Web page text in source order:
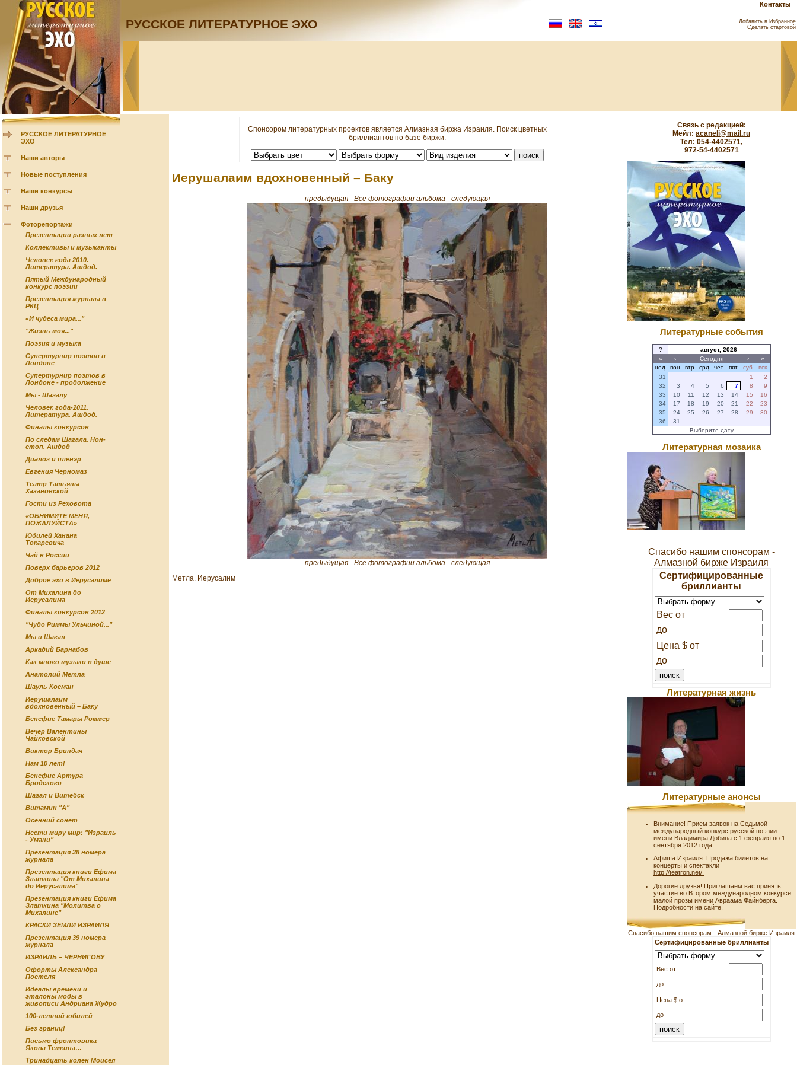
Контакты
РУССКОЕ ЛИТЕРАТУРНОЕ ЭХО
Добавить в Избранное
Сделать стартовой
РУССКОЕ ЛИТЕРАТУРНОЕ
ЭХО
Наши авторы
Новые поступления
Наши конкурсы
Наши друзья
Фоторепортажи
Презентации разных лет
Коллективы и музыканты
Человек года 2010.
Литература. Ашдод.
Пятый Международный
конкурс поэзии
Презентация журнала в
РКЦ
«И чудеса мира..."
"Жизнь моя..."
Поэзия и музыка
Супертурнир поэтов в
Лондоне
Супертурнир поэтов в
Лондоне - продолжение
Мы - Шагалу
Человек года-2011.
Литература. Ашдод.
Финалы конкурсов
По следам Шагала. Нон-
стоп. Ашдод
Диалог и пленэр
Евгения Черномаз
Театр Татьяны
Хазановской
Гости из Реховота
«ОБНИМИТЕ МЕНЯ,
ПОЖАЛУЙСТА»
Юбилей Ханана
Токаревича
Чай в России
Поверх барьеров 2012
Доброе эхо в Иерусалиме
От Михалина до
Иерусалима
Финалы конкурсов 2012
"Чудо Риммы Ульчиной..."
Мы и Шагал
Аркадий Барнабов
Как много музыки в душе
Анатолий Метла
Шауль Косман
Иерушалаим
вдохновенный – Баку
Бенефис Тамары Роммер
Вечер Валентины
Чайковской
Виктор Бриндач
Нам 10 лет!
Бенефис Артура
Бродского
Шагал и Витебск
Витамин "А"
Осенний сонет
Нести миру мир: "Израиль
- Умани"
Презентация 38 номера
журнала
Презентация книги Ефима
Златкина "От Михалина
до Иерусалима"
Презентация книги Ефима
Златкина "Молитва о
Михалине"
КРАСКИ ЗЕМЛИ ИЗРАИЛЯ
Презентация 39 номера
журнала
ИЗРАИЛЬ – ЧЕРНИГОВУ
Офорты Александра
Постеля
Идеалы времени и
эталоны моды в
живописи Андриана Жудро
100-летний юбилей
Без границ!
Письмо фронтовика
Якова Темкина…
Тринадцать колен Моисея
Спонсором литературных проектов является Алмазная биржа Израиля. Поиск цветных
бриллиантов по базе биржи.
Иерушалаим вдохновенный – Баку
предыдущая - Все фотографии альбома - следующая
предыдущая - Все фотографии альбома - следующая
Метла. Иерусалим
Связь с редакцией:
Мейл: acaneli@mail.ru
Тел: 054-4402571,
972-54-4402571
Литературные события
?
август, 2026
«
‹ Сегодня ›
»
нед
пон втр срд чет пят суб
вск
31
1
2
32
3 4 5 6 7 8
9
33
10 11 12 13 14 15
16
34
17 18 19 20 21 22
23
35
24 25 26 27 28 29
30
36
31
Выберите дату
Литературная мозаика
Спасибо нашим спонсорам -
Алмазной бирже Израиля
Сертифицированные
бриллианты
Вес от
до
Цена $ от
до
Литературная жизнь
Литературные анонсы
Внимание! Прием заявок на Седьмой
международный конкурс русской поэзии
имени Владимира Добина с 1 февраля по 1
сентября 2012 года.
Афиша Израиля. Продажа билетов на
концерты и спектакли
http://teatron.net/
Дорогие друзья! Приглашаем вас принять
участие во Втором международном конкурсе
малой прозы имени Авраама Файнберга.
Подробности на сайте.
Спасибо нашим спонсорам - Алмазной бирже Израиля
Сертифицированные бриллианты
Вес от
до
Цена $ от
до